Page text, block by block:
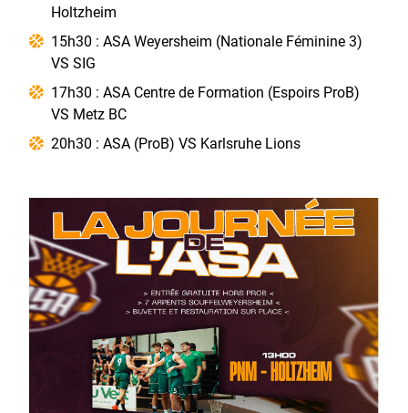
Holtzheim
15h30 : ASA Weyersheim (Nationale Féminine 3)
VS SIG
17h30 : ASA Centre de Formation (Espoirs ProB)
VS Metz BC
20h30 : ASA (ProB) VS Karlsruhe Lions